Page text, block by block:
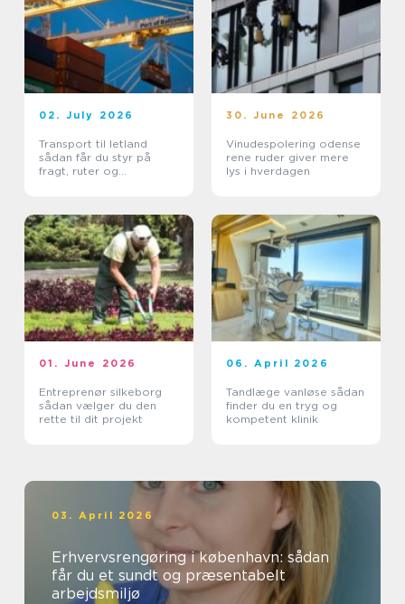
02. July 2026
Transport til letland
sådan får du styr på
fragt, ruter og
30. June 2026
Vinudespolering odense
rene ruder giver mere
lys i hverdagen
01. June 2026
Entreprenør silkeborg
sådan vælger du den
rette til dit projekt
06. April 2026
Tandlæge vanløse sådan
finder du en tryg og
kompetent klinik
03. April 2026
Erhvervsrengøring i københavn: sådan
får du et sundt og præsentabelt
arbejdsmiljø